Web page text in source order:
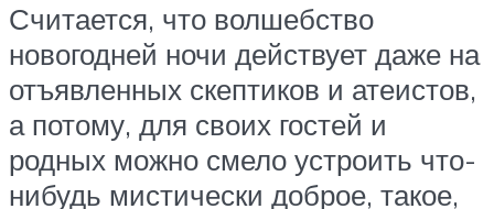
Считается, что волшебство
новогодней ночи действует даже на
отъявленных скептиков и атеистов,
а потому, для своих гостей и
родных можно смело устроить что-
нибудь мистически доброе, такое,